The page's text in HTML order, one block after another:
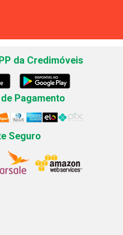
da Credimóveis
Pagamento
Seguro